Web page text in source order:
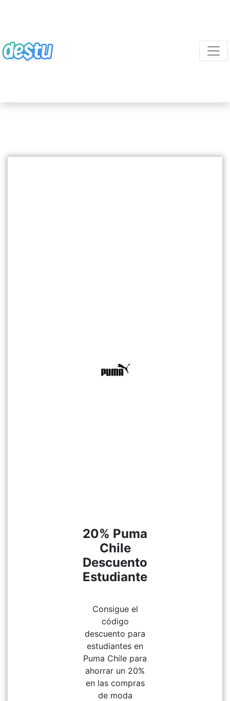
20% Puma
Chile
Descuento
Estudiante
Consigue el
código
descuento para
estudiantes en
Puma Chile para
ahorrar un 20%
en las compras
de moda